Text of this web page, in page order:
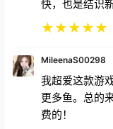
★★★★★
我超爱这款游
更多鱼。总的
费的！
★★